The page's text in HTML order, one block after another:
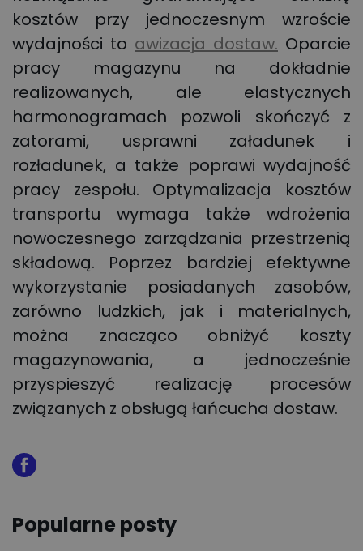
kosztów przy jednoczesnym wzroście
wydajności to awizacja dostaw. Oparcie
pracy magazynu na dokładnie
realizowanych, ale elastycznych
harmonogramach pozwoli skończyć z
zatorami, usprawni załadunek i
rozładunek, a także poprawi wydajność
pracy zespołu. Optymalizacja kosztów
transportu wymaga także wdrożenia
nowoczesnego zarządzania przestrzenią
składową. Poprzez bardziej efektywne
wykorzystanie posiadanych zasobów,
zarówno ludzkich, jak i materialnych,
można znacząco obniżyć koszty
magazynowania, a jednocześnie
przyspieszyć realizację procesów
związanych z obsługą łańcucha dostaw.
Popularne posty